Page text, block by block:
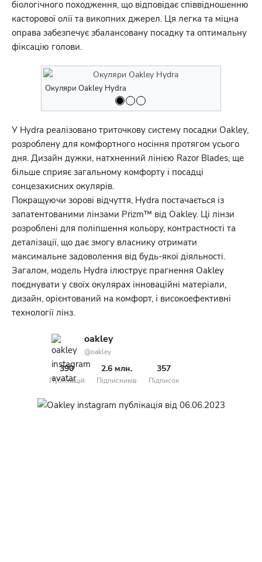
біологічного походження, що відповідає співвідношенню
касторової олії та викопних джерел. Ця легка та міцна
оправа забезпечує збалансовану посадку та оптимальну
фіксацію голови.
Окуляри Oakley Hydra
У Hydra реалізовано триточкову систему посадки Oakley,
розроблену для комфортного носіння протягом усього
дня. Дизайн дужки, натхненний лінією Razor Blades, ще
більше сприяє загальному комфорту і посадці
сонцезахисних окулярів.
Покращуючи зорові відчуття, Hydra постачається із
запатентованими лінзами Prizm™ від Oakley. Ці лінзи
розроблені для поліпшення кольору, контрастності та
деталізації, що дає змогу власнику отримати
максимальне задоволення від будь-якої діяльності.
Загалом, модель Hydra ілюструє прагнення Oakley
поєднувати у своїх окулярах інноваційні матеріали,
дизайн, орієнтований на комфорт, і високоефективні
технології лінз.
oakley
@oakley
390
Публікацій
2.6 млн.
Підписників
357
Підписок